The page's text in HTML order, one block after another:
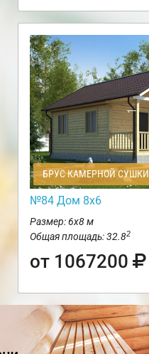
БРУС КАМЕРНОЙ СУШКИ
№84 Дом 8х6
Размер: 6х8 м
Общая площадь: 32.82
от 1067200